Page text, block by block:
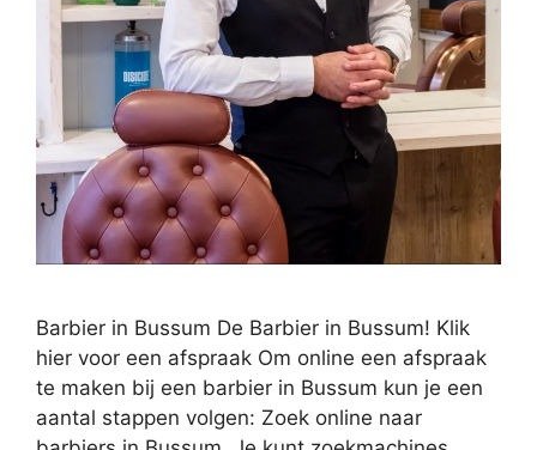
Barbier in Bussum De Barbier in Bussum! Klik
hier voor een afspraak Om online een afspraak
te maken bij een barbier in Bussum kun je een
aantal stappen volgen: Zoek online naar